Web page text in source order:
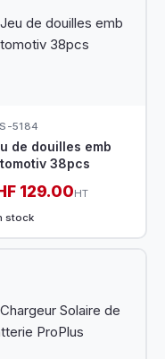
5184
de douilles emb
38pcs
129.00HT
stock